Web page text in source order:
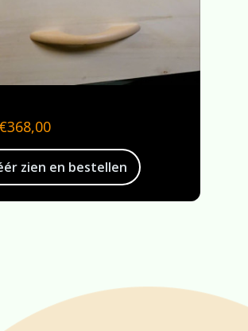
€368,00
zien en bestellen